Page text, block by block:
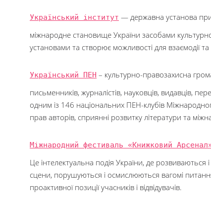
Український інститут — державна установа при
міжнародне становище України засобами
установами та створює можливості для взаємодії та
Український ПЕН – культурно-правозахисна
письменників, журналістів, науковців, видавців,
одним із 146 національних ПЕН-клубів
прав авторів, сприянні розвитку літератури та
Міжнародний фестиваль «Книжковий
Це інтелектуальна подія України, де розвиваються
сцени, порушуються і осмислюються вагомі
проактивної позиції учасників і відвідувачів.